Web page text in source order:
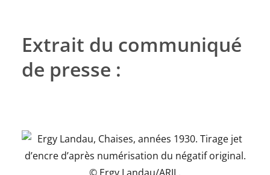
Extrait du communiqué
de presse :